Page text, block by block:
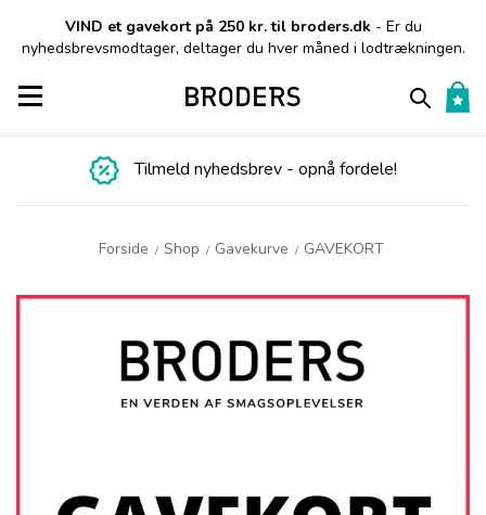
VIND et gavekort på 250 kr. til broders.dk - Er du
nyhedsbrevsmodtager, deltager du hver måned i lodtrækningen.
Toggle navigation
Tilmeld nyhedsbrev - opnå fordele!
Forside / Shop / Gavekurve / GAVEKORT